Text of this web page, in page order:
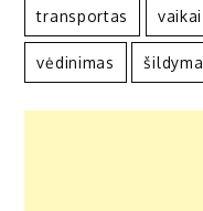
transportas vaikai
vėdinimas